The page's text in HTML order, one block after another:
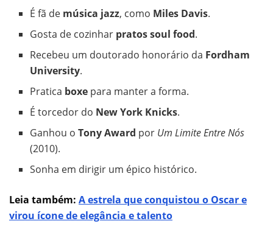
É fã de música jazz, como Miles Davis.
Gosta de cozinhar pratos soul food.
Recebeu um doutorado honorário da Fordham
University.
Pratica boxe para manter a forma.
É torcedor do New York Knicks.
Ganhou oTony Award por Um Limite Entre Nós
(2010).
Sonha em dirigir um épico histórico.
Leia também: A estrela que conquistou o Oscar e
virou ícone de elegância e talento